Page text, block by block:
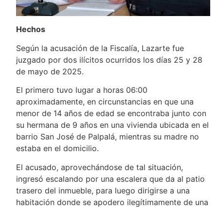
Hechos
Según la acusación de la Fiscalía, Lazarte fue
juzgado por dos ilícitos ocurridos los días 25 y 28
de mayo de 2025.
El primero tuvo lugar a horas 06:00
aproximadamente, en circunstancias en que una
menor de 14 años de edad se encontraba junto con
su hermana de 9 años en una vivienda ubicada en el
barrio San José de Palpalá, mientras su madre no
estaba en el domicilio.
El acusado, aprovechándose de tal situación,
ingresó escalando por una escalera que da al patio
trasero del inmueble, para luego dirigirse a una
habitación donde se apodero ilegítimamente de una